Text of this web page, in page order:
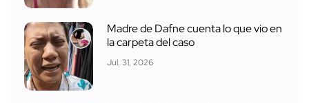
Madre de Dafne cuenta lo que vio en
la carpeta del caso
Jul. 31, 2026